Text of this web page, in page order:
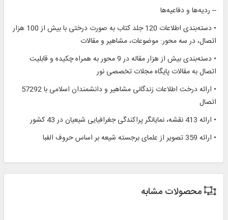
– ردیه‌ها و دفاعیه‌ها
• دسته‌بندی اطلاعات 120 جلد کتاب به صورت درختی با بيش از 100 هزار
اتصال، در سه محور: موضوعات، مشاهیر و مقالات
• دسته‌بندی بيش از هزار مقاله در 9 محور به همراه چکيده و قابلیت
اتصال به مقالات پايگاه مجلات تخصصی نور
• ارائه درخت اطلاعات زندگانی مشاهیر و دانشمندان اسلامی با 57292
اتصال
• ارائه 413 نقشه، نمایانگر پراکندگی جغرافیایی شیعیان در 43 کشور
• ارائه 359 تصویر از علمای برجسته شیعه بر اساس حروف الفبا
محصولات مشابه